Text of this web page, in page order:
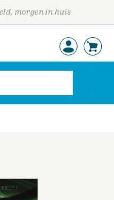
morgen in huis